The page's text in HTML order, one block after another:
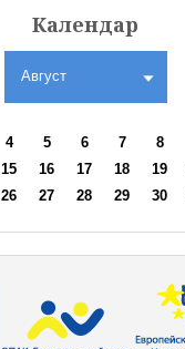
Календар
Август
4 5 6 7 8
15 16 17 18 19
26 27 28 29 30